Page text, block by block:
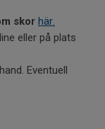
skor här.
eller på plats
Eventuell